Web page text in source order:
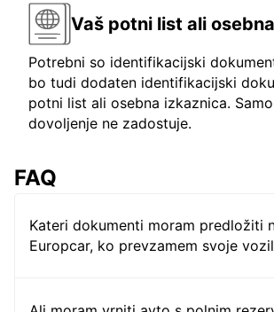
Vaš potni list ali
Potrebni so identifikacijski
bo tudi dodaten identifikacijski
potni list ali osebna izkaznica.
dovoljenje ne zadostuje.
FAQ
Kateri dokumenti moram predložiti
Europcar, ko prevzamem svoje